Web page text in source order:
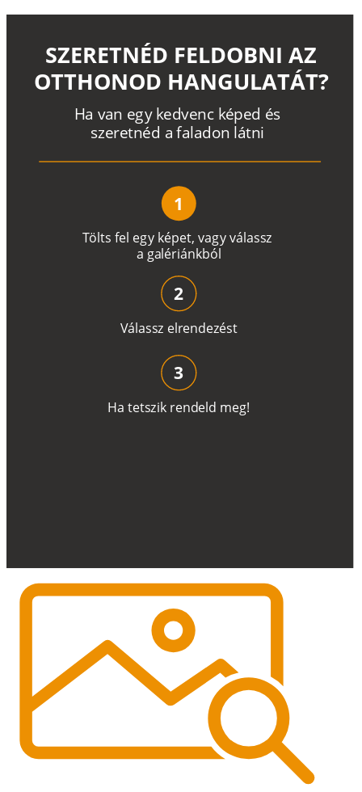
Tölts fel egy képet, vagyválassz
a galériánkból
Ha van egy kedvenc képed és
szeretnéd a faladon látni
SZERETNÉD FELDOBNI AZ
OTTHONOD HANGULATÁT?
1
Válassz elrendezést
2
Ha tetszik rendeld meg!
3